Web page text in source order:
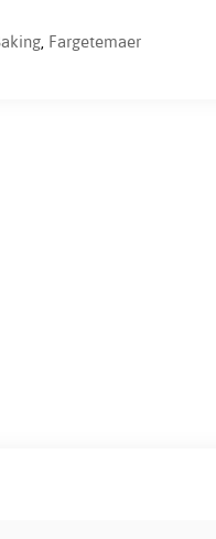
, Fargetemaer